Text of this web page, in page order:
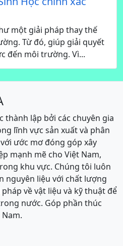
một giải pháp thay thế
Từ đó, giúp giải quyết
đến môi trường. Vì...
thành lập bởi các chuyên gia
lĩnh vực sản xuất và phân
ước mơ đóng góp xây
mạnh mẽ cho Việt Nam,
khu vực. Chúng tôi luôn
nguyên liệu với chất lượng
về vật liệu và kỹ thuật để
nước. Góp phần thúc